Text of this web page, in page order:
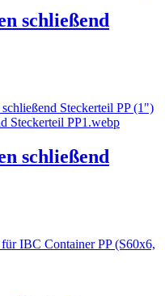
schließend
schließend